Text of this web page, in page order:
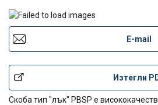
E-mail
Изтегли
Скоба тип "лък" PBSP е